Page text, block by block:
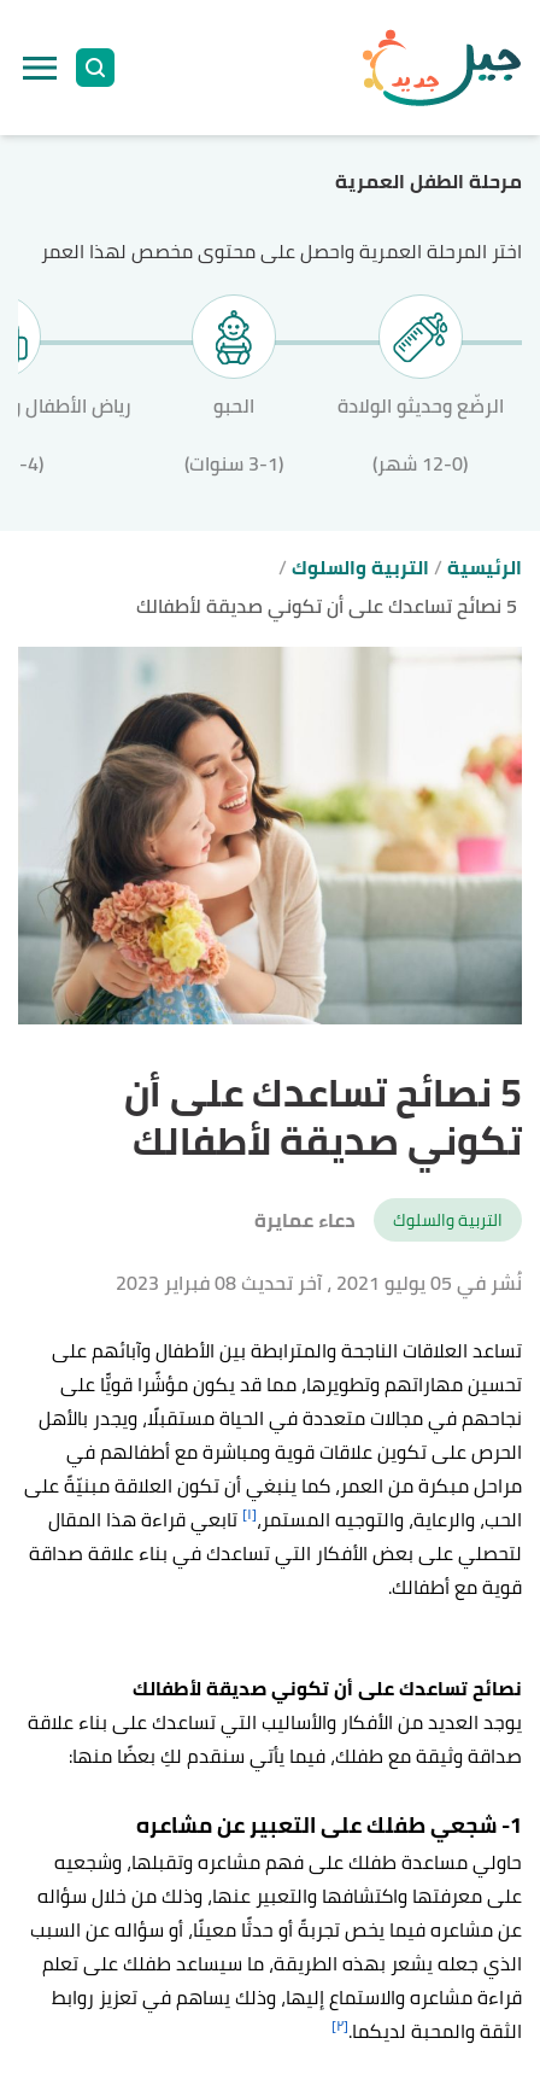
مرحلة الطفل العمرية
اختر المرحلة العمرية واحصل على محتوى مخصص لهذا العمر
الرضّع وحديثو الولادة
(12-0 شهر)
الحبو
(3-1 سنوات)
رياض الأطفال
(12-4 سنة)
الرئيسية التربية والسلوك
5 نصائح تساعدك على أن تكوني صديقة لأطفالك
5 نصائح تساعدك على أن
تكوني صديقة لأطفالك
التربية والسلوك
دعاء عمايرة
نُشر في 05 يوليو 2021
، آخر تحديث 08 فبراير 2023
تساعد العلاقات الناجحة والمترابطة بين الأطفال وآبائهم على
تحسين مهاراتهم وتطويرها، مما قد يكون مؤشًرا قويًّا على
نجاحهم في مجالات متعددة في الحياة مستقبلًا، ويجدر بالأهل
الحرص على تكوين علاقات قوية ومباشرة مع أطفالهم في
مراحل مبكرة من العمر، كما ينبغي أن تكون العلاقة مبنيّةً على
الحب، والرعاية، والتوجيه المستمر،[١] تابعي قراءة هذا المقال
لتحصلي على بعض الأفكار التي تساعدك في بناء علاقة صداقة
قوية مع أطفالك.
نصائح تساعدك على أن تكوني صديقة لأطفالك
يوجد العديد من الأفكار والأساليب التي تساعدك على بناء علاقة
صداقة وثيقة مع طفلك، فيما يأتي سنقدم لكِ بعضًا منها:
1- شجعي طفلك على التعبير عن مشاعره
حاولي مساعدة طفلك على فهم مشاعره وتقبلها، وشجعيه
على معرفتها واكتشافها والتعبير عنها، وذلك من خلال سؤاله
عن مشاعره فيما يخص تجربةً أو حدثًا معينًا، أو سؤاله عن السبب
الذي جعله يشعر بهذه الطريقة، ما سيساعد طفلك على تعلم
قراءة مشاعره والاستماع إليها، وذلك يساهم في تعزيز روابط
الثقة والمحبة لديكما.[٢]